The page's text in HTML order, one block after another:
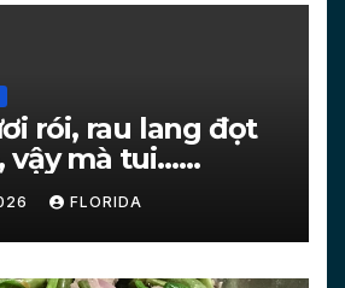
rói, rau lang đọt
vậy mà tui…
FLORIDA